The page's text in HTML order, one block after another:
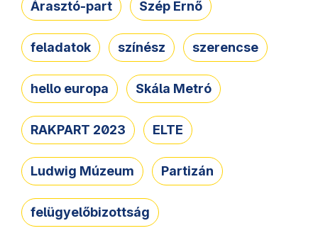
Árasztó-part Szép Ernő
feladatok színész szerencse
hello europa Skála Metró
RAKPART 2023 ELTE
Ludwig Múzeum Partizán
felügyelőbizottság